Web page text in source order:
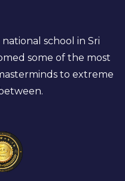
school in Sri
some of the most
to extreme